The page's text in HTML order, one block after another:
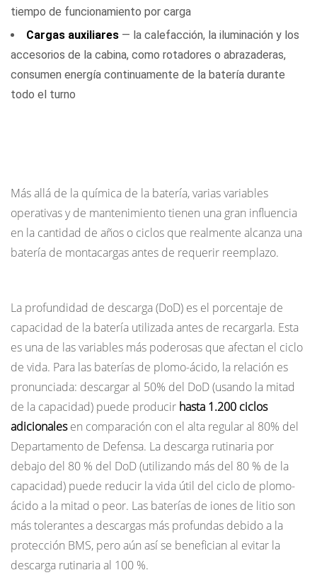
tiempo de funcionamiento por carga
Cargas auxiliares — la calefacción, la iluminación y los
accesorios de la cabina, como rotadores o abrazaderas,
consumen energía continuamente de la batería durante
todo el turno
Más allá de la química de la batería, varias variables
operativas y de mantenimiento tienen una gran influencia
en la cantidad de años o ciclos que realmente alcanza una
batería de montacargas antes de requerir reemplazo.
La profundidad de descarga (DoD) es el porcentaje de
capacidad de la batería utilizada antes de recargarla. Esta
es una de las variables más poderosas que afectan el ciclo
de vida. Para las baterías de plomo-ácido, la relación es
pronunciada: descargar al 50% del DoD (usando la mitad
de la capacidad) puede producir hasta 1.200 ciclos
adicionalesen comparación con el alta regular al 80% del
Departamento de Defensa. La descarga rutinaria por
debajo del 80 % del DoD (utilizando más del 80 % de la
capacidad) puede reducir la vida útil del ciclo de plomo-
ácido a la mitad o peor. Las baterías de iones de litio son
más tolerantes a descargas más profundas debido a la
protección BMS, pero aún así se benefician al evitar la
descarga rutinaria al 100 %.